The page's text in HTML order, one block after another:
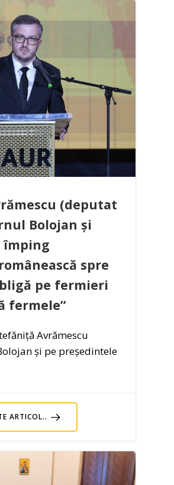
(deputat
Bolojan și
împing
spre
pe fermieri
fermele”
Avrămescu
și pe președintele
ARTICOL..